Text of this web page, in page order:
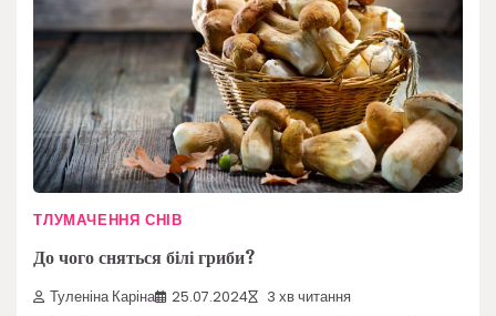
ТЛУМАЧЕННЯ СНІВ
До чого сняться білі гриби?
Туленіна Каріна 25.07.2024 3 хв читання